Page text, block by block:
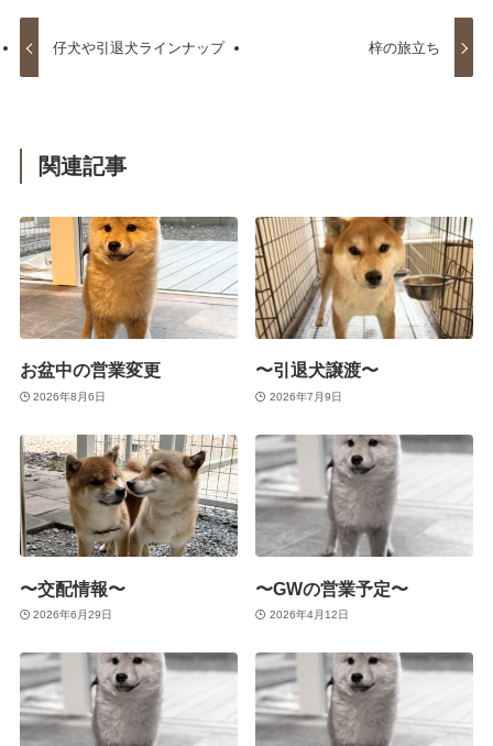
仔犬や引退犬ラインナップ 梓の旅立ち
関連記事
お盆中の営業変更
2026年8月6日
〜引退犬譲渡〜
2026年7月9日
〜交配情報〜
2026年6月29日
〜GWの営業予定〜
2026年4月12日